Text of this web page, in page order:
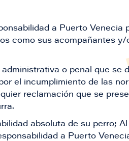
a Puerto Venecia
como sus acompañantes
o penal que se
el incumplimiento de las
reclamación que se
absoluta de su perro;
a Puerto